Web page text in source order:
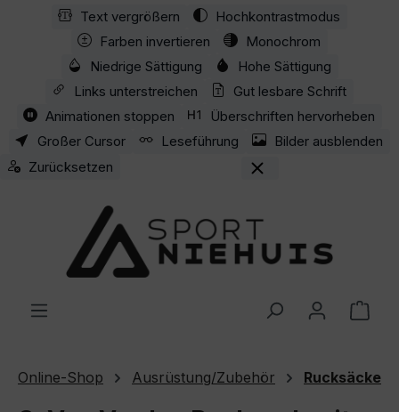
Zum Hauptinhalt springen
Text vergrößern
Hochkontrastmodus
Farben invertieren
Monochrom
Niedrige Sättigung
Hohe Sättigung
Links unterstreichen
Gut lesbare Schrift
Animationen stoppen
Überschriften hervorheben
Großer Cursor
Leseführung
Bilder ausblenden
Zurücksetzen
Online-Shop Ausrüstung/Zubehör Rucksäcke